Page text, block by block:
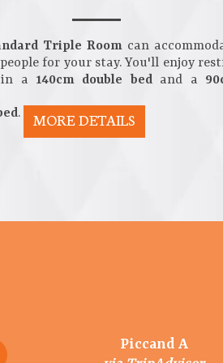
Triple Room can
for your stay. You'll enjoy
a 140cm double bedand a
. MORE DETAILS
Melanie Crouzet
Piccand A
ElianeMichel
Murielle C